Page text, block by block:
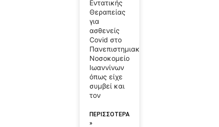
Εντατικής
Θεραπείας
για
ασθενείς
Covid στο
Πανεπιστημιακό
Νοσοκομείο
Ιωαννίνων
όπως είχε
συμβεί και
τον
ΠΕΡΙΣΣΟΤΕΡΑ
»